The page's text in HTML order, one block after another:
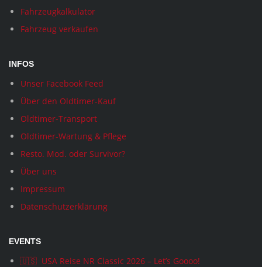
Fahrzeugkalkulator
Fahrzeug verkaufen
INFOS
Unser Facebook Feed
Über den Oldtimer-Kauf
Oldtimer-Transport
Oldtimer-Wartung & Pflege
Resto. Mod. oder Survivor?
Über uns
Impressum
Datenschutzerklärung
EVENTS
🇺🇸 USA Reise NR Classic 2026 – Let’s Goooo!